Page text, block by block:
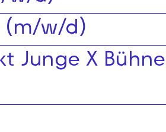
(m/w/d)
Junge X